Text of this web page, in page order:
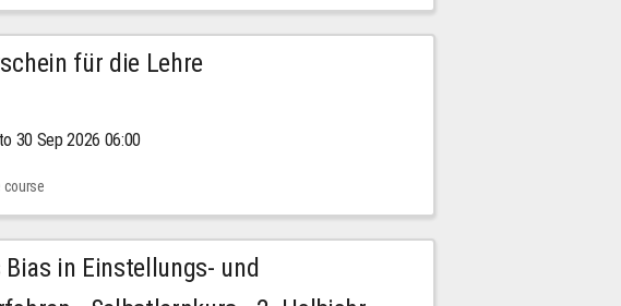
für die Lehre
30 Sep 2026 06:00
course
in Einstellungs- und